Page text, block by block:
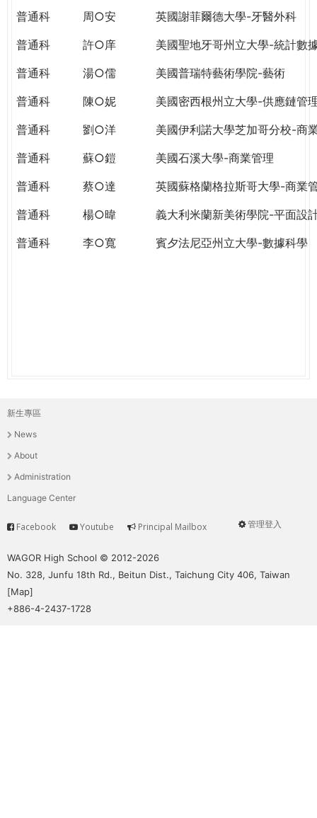
WAGOR
TODAY
THE
WORLD
PUTTING
YOU
THE
普通科
周○安
英國謝菲爾德大學-牙醫外科
普通科
許○庠
美國聖地牙哥州立大學-統計數
普通科
湯○儒
美國普瑞特藝術學院-藝術
普通科
陳○妮
美國密西根州立大學-供應鏈管
普通科
劉○洋
美國伊利諾大學芝加哥分校-商
普通科
蘇○鎧
美國石溪大學-商業管理
普通科
蔡○達
英國蘇格蘭格拉斯哥大學-商業
普通科
楊○暐
義大利米蘭新美術學院-平面設
普通科
李○寬 賓夕法尼亞州立大學-數據科學
主
選
單
新生專區
News
About
Administration
Language Center
User
管理登入
Service
Facebook Youtube Principal Mailbox
WAGOR High School © 2012-2026
No. 328, Junfu 18th Rd., Beitun Dist., Taichung City 406, Taiwan
[Map]
+886-4-2437-1728